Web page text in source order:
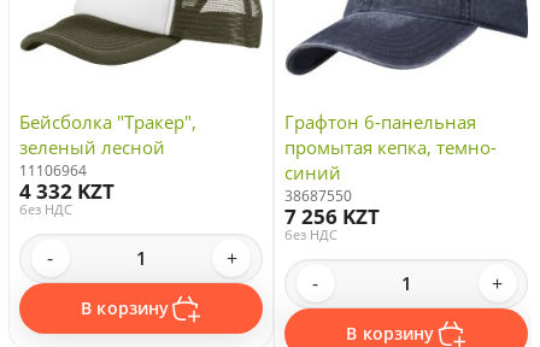
Бейсболка "Тракер",
зеленый лесной
11106964
4 332 KZT
без НДС
- +
В корзину
Графтон 6-панельная
промытая кепка, темно-
синий
38687550
7 256 KZT
без НДС
- +
В корзину